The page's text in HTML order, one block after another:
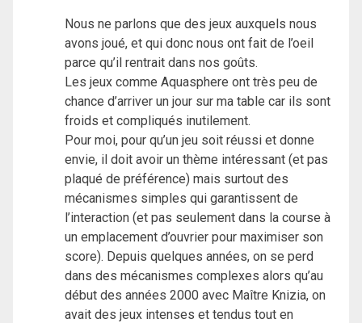
Nous ne parlons que des jeux auxquels nous
avons joué, et qui donc nous ont fait de l’oeil
parce qu’il rentrait dans nos goûts.
Les jeux comme Aquasphere ont très peu de
chance d’arriver un jour sur ma table car ils sont
froids et compliqués inutilement.
Pour moi, pour qu’un jeu soit réussi et donne
envie, il doit avoir un thème intéressant (et pas
plaqué de préférence) mais surtout des
mécanismes simples qui garantissent de
l’interaction (et pas seulement dans la course à
un emplacement d’ouvrier pour maximiser son
score). Depuis quelques années, on se perd
dans des mécanismes complexes alors qu’au
début des années 2000 avec Maître Knizia, on
avait des jeux intenses et tendus tout en